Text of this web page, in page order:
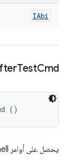
IAbi
TestCmd
()
يحصل على أوامر shell لتنفيذها بعد GTest.